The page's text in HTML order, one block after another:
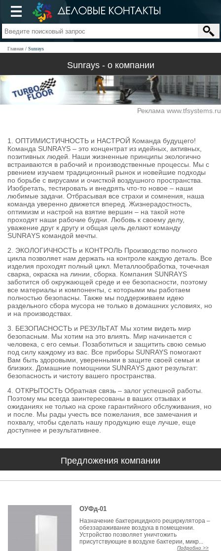
Главная Sunrays
Sunrays - о компании
Реклама www.tfsystems.ru
1. ОПТИМИСТИЧНОСТЬ и НАСТРОЙ Команда будущего!
Команда SUNRАYS – это концентрат из идейных, активных,
позитивных людей. Наши жизненные принципы экологично
встраиваются в рабочий и производственные процессы. Мы с
рвением изучаем традиционный рынок и новейшие подходы
по борьбе с вирусами и очисткой воздушного пространства.
Изобретать, тестировать и внедрять что-то новое – наши
любимые задачи. Отбрасывая все страхи и сомнения, наша
команда уверенно движется вперед. Жизнерадостность,
оптимизм и настрой на взятие вершин – на такой ноте
проходят наши рабочие будни. Любовь к своему делу,
уважение друг к другу и общая цель делают команду
SUNRАYS командой мечты.
2. ЭКОЛОГИЧНОСТЬ и КОНТРОЛЬ Производство полного
цикла позволяет нам держать на контроле каждую деталь. Все
изделия проходят полный цикл. Металлообработка, точечная
сварка, окраска на линии, сборка. Компания SUNRАYS
заботится об окружающей среде и ее безопасности, поэтому
все материалы и компоненты, с которыми мы работаем
полностью безопасны. Также мы поддерживаем идею
раздельного сбора мусора не только в домашних условиях, но
и на производствах.
3. БЕЗОПАСНОСТЬ и РЕЗУЛЬТАТ Мы хотим видеть мир
безопасным. Мы хотим на это влиять. Мир начинается с
человека, с его семьи. Позаботиться и защитить свою семью
под силу каждому из вас. Все приборы SUNRAYS помогают
Вам быть здоровыми, уверенными в защите своей семьи и
близких. Домашние помощники SUNRАYS дают результат:
безопасность и чистоту вашего пространства.
4. ОТКРЫТОСТЬ Обратная связь – залог успешной работы.
Поэтому мы всегда заинтересованы в ваших отзывах и
ожиданиях не только на сроке гарантийного обслуживания, но
и после. Мы рады учесть все пожелания, все замечания и
похвалу, чтобы сделать нашу продукцию еще лучше, еще
доступнее и результативнее.
Предложения компании
ОУФд-01
Назначение бактерицидного рециркулятора –
обеззараживание воздуха в помещении.
Устройство позволяет уничтожить
присутствующие в воздухе бактерии, микр...
Подробно >>